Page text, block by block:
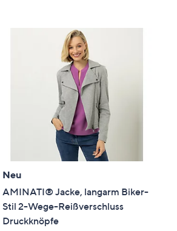
anzuzeigen.
Neu
AMINATI® Jacke, langarm Biker-
Stil 2-Wege-Reißverschluss
Druckknöpfe